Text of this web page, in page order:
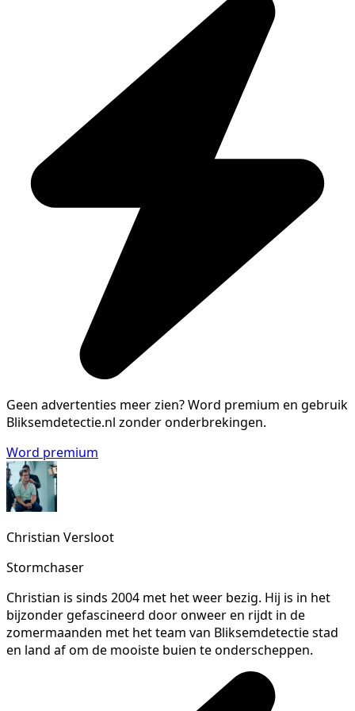
Geen advertenties meer zien?Word premium en gebruik
Bliksemdetectie.nl zonder onderbrekingen.
Word premium
Christian Versloot
Stormchaser
Christian is sinds 2004 met het weer bezig. Hij is in het
bijzonder gefascineerd door onweer en rijdt in de
zomermaanden met het team van Bliksemdetectie stad
en land af om de mooiste buien te onderscheppen.